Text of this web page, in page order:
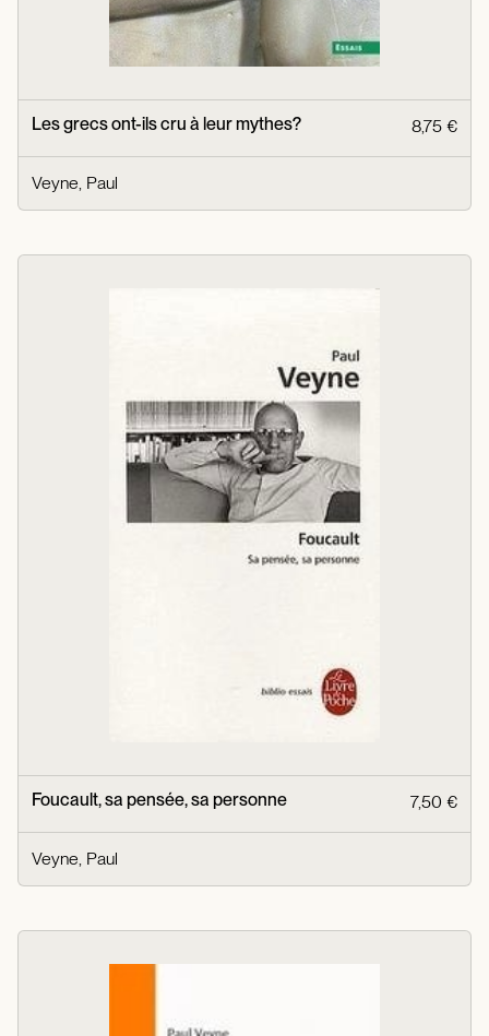
Les grecs ont-ils cru à leur mythes? 8,75 €
Veyne, Paul
Foucault, sa pensée, sa personne 7,50 €
Veyne, Paul